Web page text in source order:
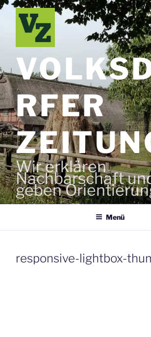
Zum
Inhalt
springen
RFER
Wir erklären
Nachbarschaft
geben
Menü
responsive-lightbox-